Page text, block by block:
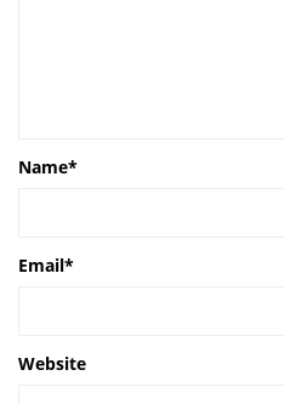
Name*
Email*
Website